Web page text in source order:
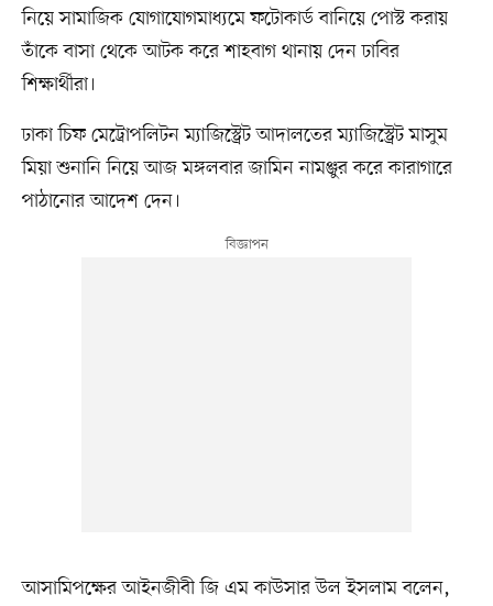
নিয়ে সামাজিক যোগাযোগমাধ্যমে ফটোকার্ড বানিয়ে পোস্ট করায়
তাঁকে বাসা থেকে আটক করে শাহবাগ থানায় দেন ঢাবির
শিক্ষার্থীরা।
ঢাকা চিফ মেট্রোপলিটন ম্যাজিস্ট্রেট আদালতের ম্যাজিস্ট্রেট মাসুম
মিয়া শুনানি নিয়ে আজ মঙ্গলবার জামিন নামঞ্জুর করে কারাগারে
পাঠানোর আদেশ দেন।
আসামিপক্ষের আইনজীবী জি এম কাউসার উল ইসলাম বলেন,